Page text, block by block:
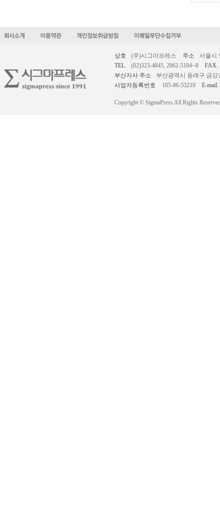
상호 (주)시그마프레스 주소
서울시
TEL.
(02)323-4845, 2062-5184~8
FAX.
부산지사 주소
부산광역시 동래구 금강
사업자등록번호
105-86-53219 E-mail.
Copyright © SigmaPress All Rights